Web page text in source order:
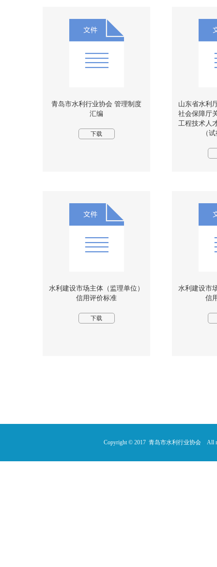
青岛市水利行业协会 管理制度
汇编
下载
山东省水利
社会保障厅
工程技术人
（
水利建设市场主体（监理单位）
信用评价标准
下载
水利建设市
信
Copyright © 2017 青岛市水利行业协会 All